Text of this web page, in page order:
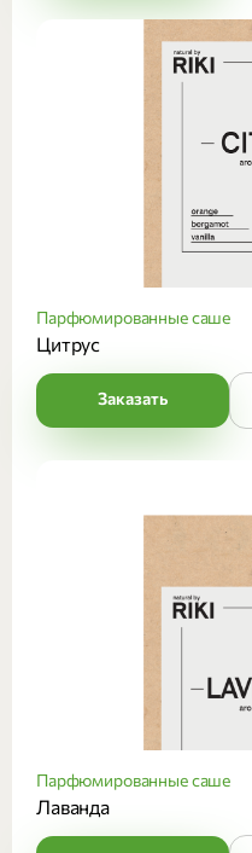
Парфюмированные саше
Цитрус
Заказать
Парфюмированные саше
Лаванда